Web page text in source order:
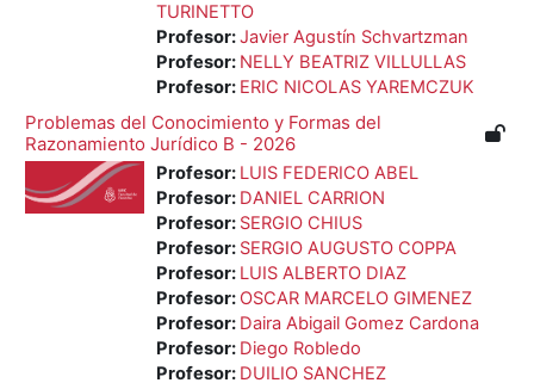
TURINETTO
Profesor:Javier Agustín Schvartzman
Profesor: NELLY BEATRIZ VILLULLAS
Profesor: ERIC NICOLAS YAREMCZUK
Problemas del Conocimiento y Formas del
Razonamiento Jurídico B - 2026
Profesor: LUIS FEDERICO ABEL
Profesor: DANIEL CARRION
Profesor: SERGIO CHIUS
Profesor: SERGIO AUGUSTO COPPA
Profesor: LUIS ALBERTO DIAZ
Profesor: OSCAR MARCELO GIMENEZ
Profesor: Daira Abigail Gomez Cardona
Profesor: Diego Robledo
Profesor: DUILIO SANCHEZ